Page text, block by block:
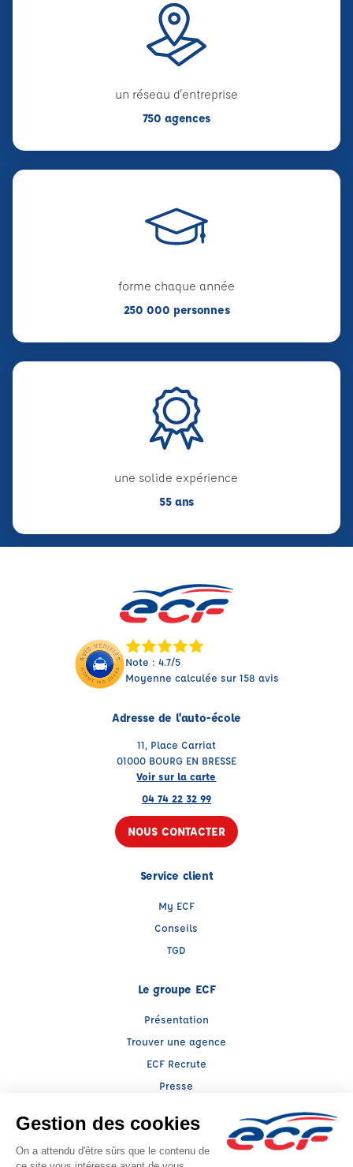
un réseau d'entreprise
750 agences
forme chaque année
250 000 personnes
une solide expérience
55 ans
Note : 4.7/5
Moyenne calculée sur 158 avis
Adresse de l'auto-école
11, Place Carriat
01000 BOURG EN BRESSE
Voir sur la carte
04 74 22 32 99
NOUS CONTACTER
Service client
My ECF
Conseils
TGD
Le groupe ECF
Présentation
Trouver une agence
ECF Recrute
Presse